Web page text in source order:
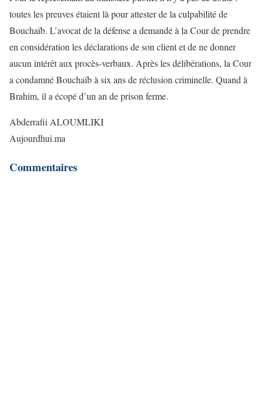
toutes les preuves étaient là pour attester de la culpabilité de
Bouchaïb. L’avocat de la défense a demandé à la Cour de prendre
en considération les déclarations de son client et de ne donner
aucun intérêt aux procès-verbaux. Après les délibérations, la Cour
a condamné Bouchaïb à six ans de réclusion criminelle. Quand à
Brahim, il a écopé d’un an de prison ferme.
Abderrafii ALOUMLIKI
Aujourdhui.ma
Commentaires